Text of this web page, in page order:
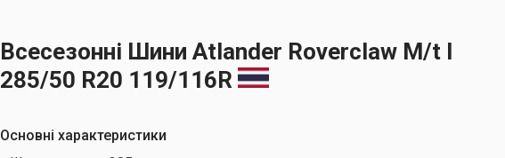
Всесезонні Шини Atlander Roverclaw M/t I
285/50 R20 119/116R
Основні характеристики